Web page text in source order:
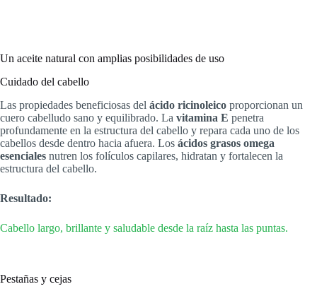
Un aceite natural con amplias posibilidades de uso
Cuidado del cabello
Las propiedades beneficiosas del ácido ricinoleico proporcionan un
cuero cabelludo sano y equilibrado. La vitamina E penetra
profundamente en la estructura del cabello y repara cada uno de los
cabellos desde dentro hacia afuera. Los ácidos grasos omega
esenciales nutren los folículos capilares, hidratan y fortalecen la
estructura del cabello.
Resultado:
Cabello largo, brillante y saludable desde la raíz hasta las puntas.
Pestañas y cejas